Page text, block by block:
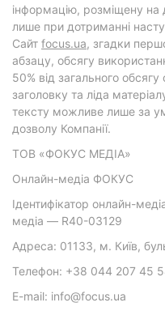
інформацію, розміщену на
лише при дотриманні
Cайт focus.ua, згадки
абзацу, обсягу
50% від загального обсягу
заголовку та ліда
тексту можливе лише за
дозволу Компанії.
ТОВ «ФОКУС МЕДІА»
Онлайн-медіа ФОКУС
Ідентифікатор онлайн-
медіа — R40-03129
Адреса: 01133, м. Київ,
Телефон: +38 044 207 45
E-mail: info@focus.ua